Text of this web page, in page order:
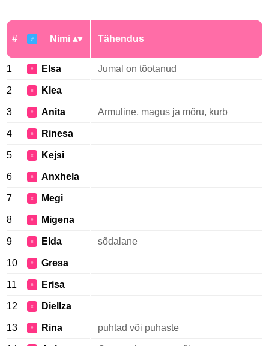
# ♂ Nimi Tähendus
1 ♀ Elsa Jumal on tõotanud
2 ♀ Klea
3 ♀ Anita Armuline, magus ja mõru, kurb
4 ♀ Rinesa
5 ♀ Kejsi
6 ♀ Anxhela
7 ♀ Megi
8 ♀ Migena
9 ♀ Elda sõdalane
10 ♀ Gresa
11 ♀ Erisa
12 ♀ Diellza
13 ♀ Rina puhtad või puhaste